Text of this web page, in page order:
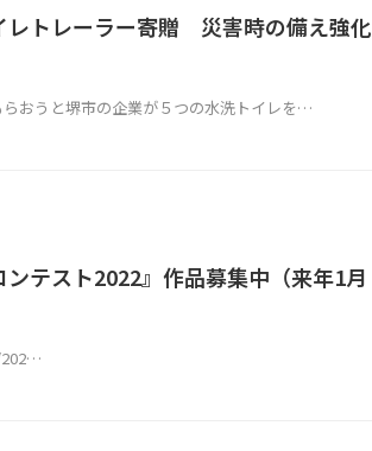
レトレーラー寄贈 災害時の備え強化
おうと堺市の企業が５つの水洗トイレを…
ンテスト2022』作品募集中（来年1月